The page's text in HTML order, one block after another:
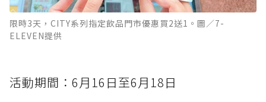
限時3天，CITY系列指定飲品門市優惠買2送1。圖／7-
ELEVEN提供
活動期間：6月16日至6月18日